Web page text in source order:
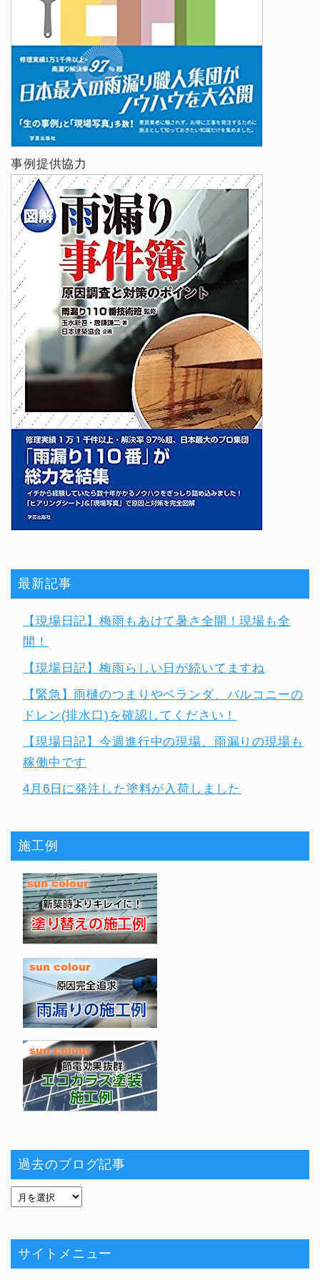
事例提供協力
最新記事
【現場日記】梅雨もあけて暑さ全開！現場も全
開！
【現場日記】梅雨らしい日が続いてますね
【緊急】雨樋のつまりやベランダ、バルコニーの
ドレン(排水口)を確認してください！
【現場日記】今週進行中の現場、雨漏りの現場も
稼働中です
4月6日に発注した塗料が入荷しました
施工例
過去のブログ記事
サイトメニュー